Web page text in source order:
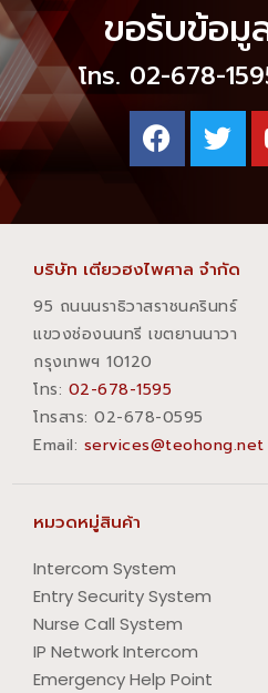
ขอรับข้อมู
โทร. 02-678-
บริษัท เตียวฮงไพศาล จำกัด
95 ถนนนราธิวาสราชนครินทร์
แขวงช่องนนทรี เขตยานนาวา
กรุงเทพฯ 10120
โทร: 02-678-1595
โทรสาร:​ 02-678-0595
Email: services@teohong.net
หมวดหมู่สินค้า
Intercom System
Entry Security System
Nurse Call System
IP Network Intercom
Emergency Help Point